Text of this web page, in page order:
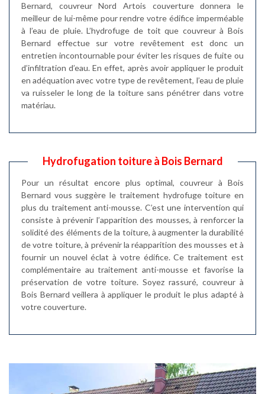
Bernard, couvreur Nord Artois couverture donnera le
meilleur de lui-même pour rendre votre édifice imperméable
à l’eau de pluie. L’hydrofuge de toit que couvreur à Bois
Bernard effectue sur votre revêtement est donc un
entretien incontournable pour éviter les risques de fuite ou
d’infiltration d’eau. En effet, après avoir appliquer le produit
en adéquation avec votre type de revêtement, l’eau de pluie
va ruisseler le long de la toiture sans pénétrer dans votre
matériau.
Hydrofugation toiture à Bois Bernard
Pour un résultat encore plus optimal, couvreur à Bois
Bernard vous suggère le traitement hydrofuge toiture en
plus du traitement anti-mousse. C’est une intervention qui
consiste à prévenir l’apparition des mousses, à renforcer la
solidité des éléments de la toiture, à augmenter la durabilité
de votre toiture, à prévenir la réapparition des mousses et à
fournir un nouvel éclat à votre édifice. Ce traitement est
complémentaire au traitement anti-mousse et favorise la
préservation de votre toiture. Soyez rassuré, couvreur à
Bois Bernard veillera à appliquer le produit le plus adapté à
votre couverture.